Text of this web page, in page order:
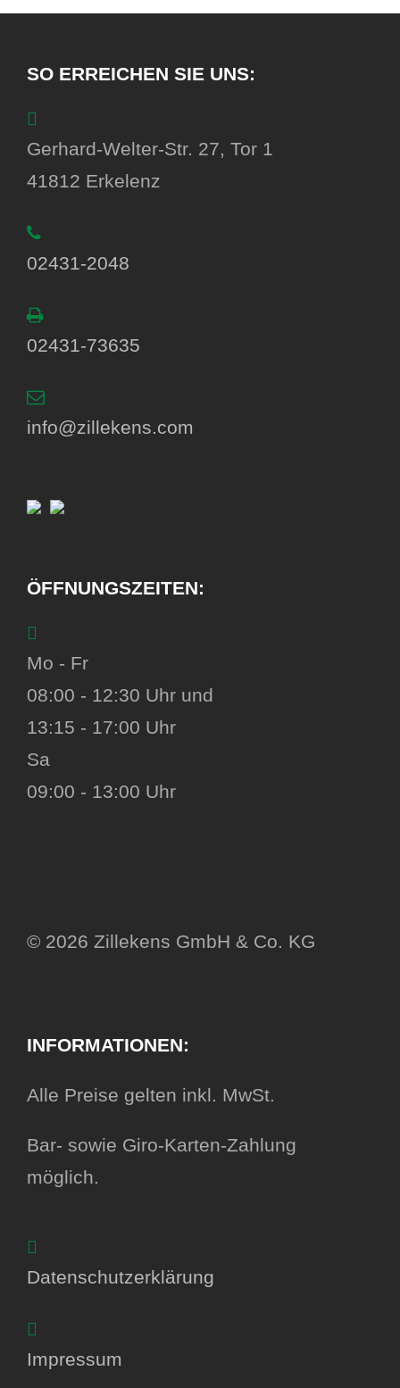
SO ERREICHEN SIE UNS:
Gerhard-Welter-Str. 27, Tor 1
41812 Erkelenz
02431-2048
02431-73635
info@zillekens.com
ÖFFNUNGSZEITEN:
Mo - Fr
08:00 - 12:30 Uhr und
13:15 - 17:00 Uhr
Sa
09:00 - 13:00 Uhr
© 2026 Zillekens GmbH & Co. KG
INFORMATIONEN:
Alle Preise gelten inkl. MwSt.
Bar- sowie Giro-Karten-Zahlung
möglich.
Datenschutzerklärung
Impressum